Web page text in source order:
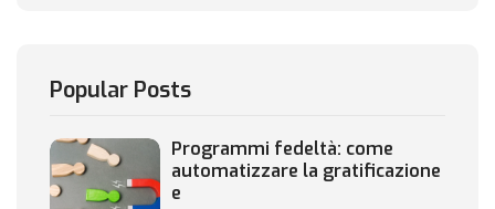
Popular Posts
Programmi fedeltà: come
automatizzare la gratificazione
e